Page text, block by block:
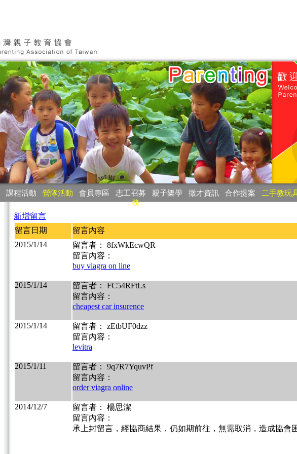
課程活動 營隊活動 會員專區 志工召募 親子樂學 徵才資訊 合作提案
二手教玩
務
新增留言
留言日期
留言內容
2015/1/14
留言者： 8fxWkEcwQR
留言內容：
buy viagra on line
2015/1/14
留言者： FC54RFtLs
留言內容：
cheapest car insurence
2015/1/14
留言者： zEtbUF0dzz
留言內容：
levitra
2015/1/11
留言者： 9q7R7YquvPf
留言內容：
order viagra online
2014/12/7
留言者： 楊思潔
留言內容：
承上封留言，經協商結果，仍如期前往，無需取消，造成協會